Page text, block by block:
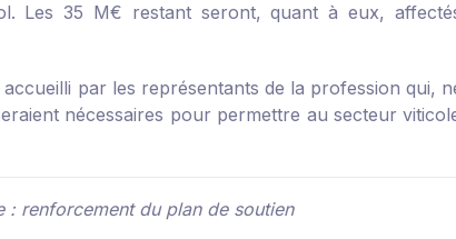
Les 35 M€ restant seront, quant à eux,
accueilli par les représentants de la profession qui,
nécessaires pour permettre au secteur
: renforcement du plan de soutien